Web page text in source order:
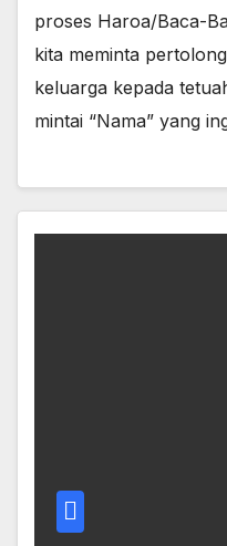
proses Haroa/Baca-
kita meminta
keluarga kepada
mintai “Nama” yang